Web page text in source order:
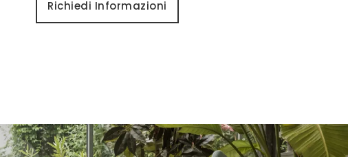
Richiedi Informazioni